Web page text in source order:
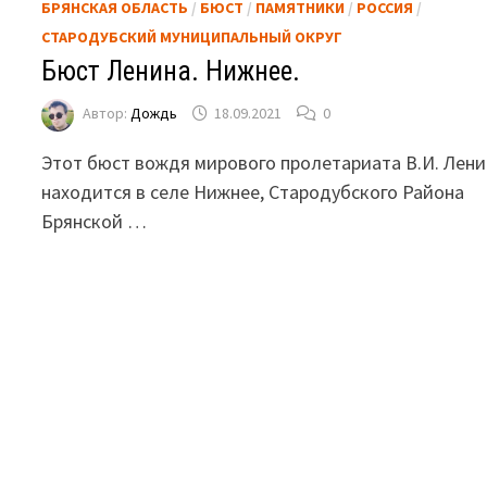
БРЯНСКАЯ ОБЛАСТЬ / БЮСТ / ПАМЯТНИКИ / РОССИЯ /
СТАРОДУБСКИЙ МУНИЦИПАЛЬНЫЙ ОКРУГ
Бюст Ленина. Нижнее.
Автор:Дождь 18.09.2021 0
Этот бюст вождя мирового пролетариата В.И.
находится в селе Нижнее, Стародубского Района
Брянской …